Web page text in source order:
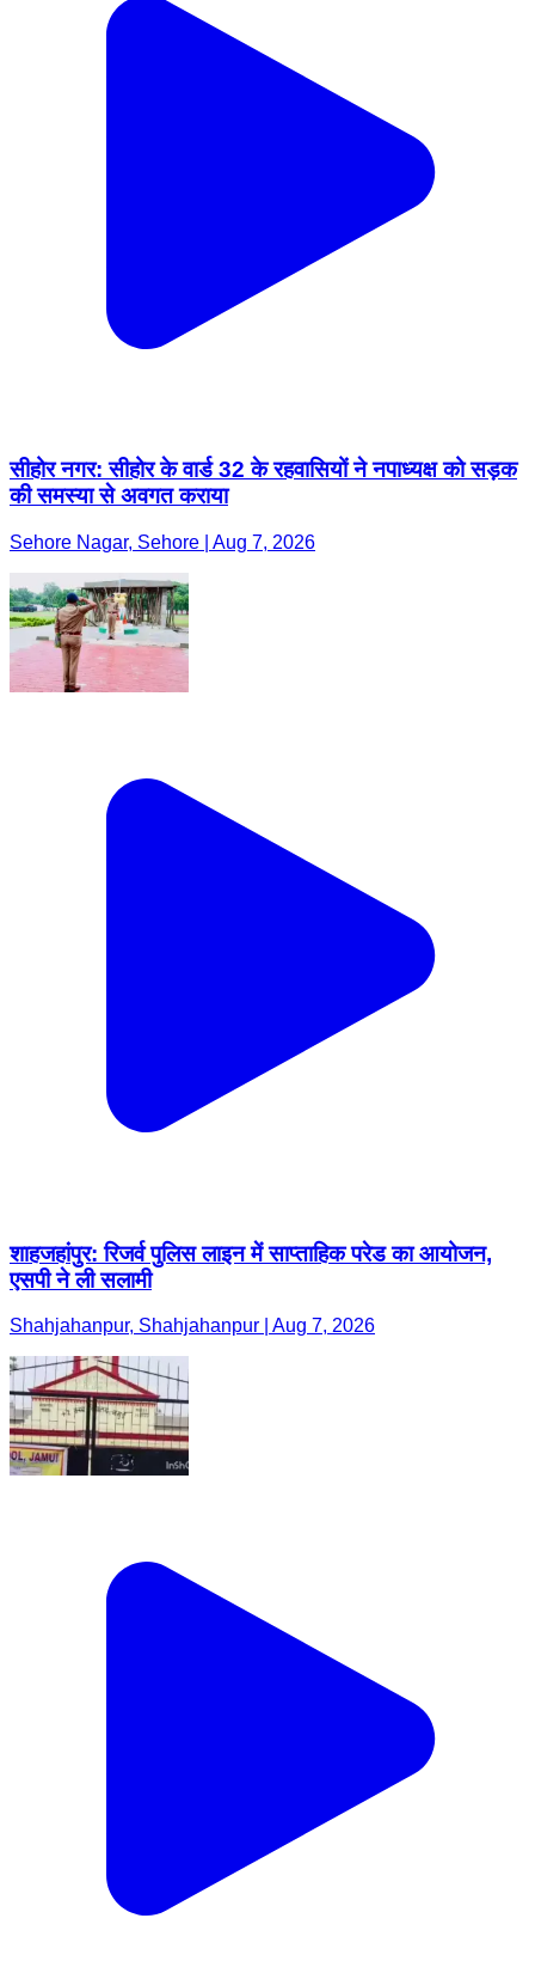
सीहोर नगर: सीहोर के वार्ड 32 के रहवासियों ने नपाध्यक्ष को सड़क
की समस्या से अवगत कराया
Sehore Nagar, Sehore | Aug 7, 2026
शाहजहांपुर: रिजर्व पुलिस लाइन में साप्ताहिक परेड का आयोजन,
एसपी ने ली सलामी
Shahjahanpur, Shahjahanpur | Aug 7, 2026